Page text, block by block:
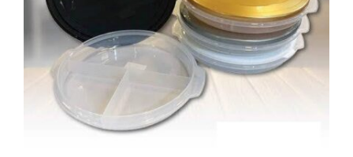
סכינים
אפייה
קפה ותה
גיפט קארד